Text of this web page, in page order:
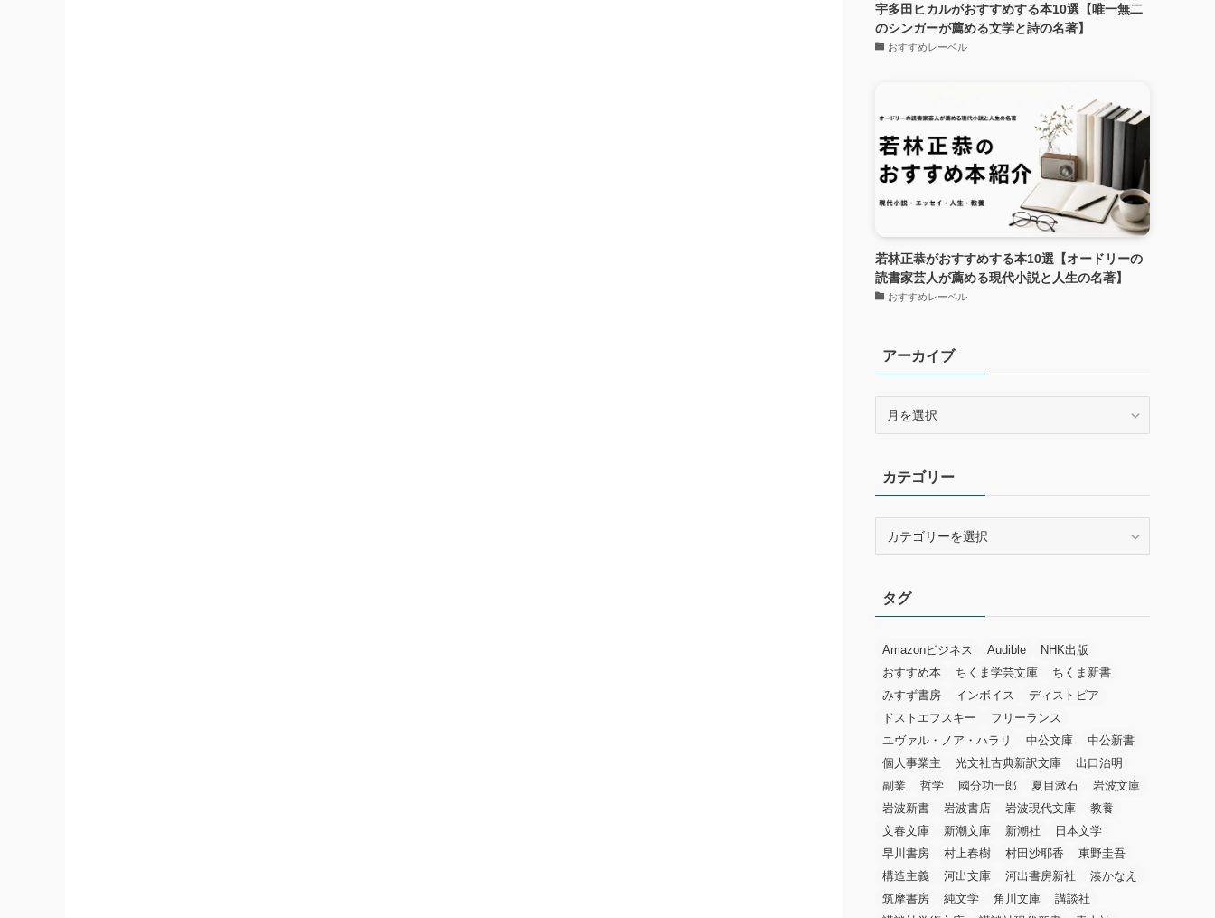
宇多田ヒカルがおすすめする本10選【唯一無二
のシンガーが薦める文学と詩の名著】
おすすめレーベル
若林正恭がおすすめする本10選【オードリーの
読書家芸人が薦める現代小説と人生の名著】
おすすめレーベル
アーカイブ
ブカテゴリー
ータグ
Amazonビジネス Audible
NHK出版
おすすめ本
ちくま学芸文庫
ちくま新書
みすず書房
インボイス
ディストピア
ドストエフスキー
フリーランス
ユヴァル・ノア・ハラリ
中公文庫
中公新書
個人事業主
光文社古典新訳文庫
出口治明
副業
哲学 國分功一郎 夏目漱石
岩波文庫
岩波新書
岩波書店 岩波現代文庫
教養
文春文庫
新潮文庫 新潮社
日本文学
早川書房
村上春樹 村田沙耶香
東野圭吾
構造主義
河出文庫 河出書房新社
湊かなえ
筑摩書房
純文学 角川文庫
講談社